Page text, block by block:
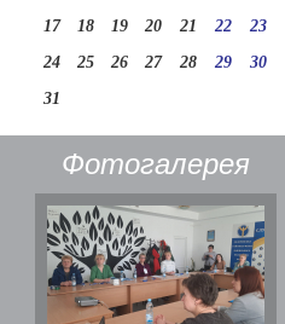
17
18 19 20 21 22
23
24
25 26 27 28 29
30
31
Фотогалерея